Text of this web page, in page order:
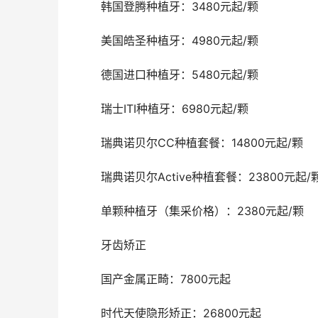
	韩国登腾种植牙：3480元起/颗
	美国皓圣种植牙：4980元起/颗
	德国进口种植牙：5480元起/颗
	瑞士ITI种植牙：6980元起/颗
	瑞典诺贝尔CC种植套餐：14800元起/颗
瑞典诺贝尔Active种植套餐：23800元起/
	单颗种植牙（集采价格）：2380元起/颗
	牙齿矫正
	国产金属正畸：7800元起
	时代天使隐形矫正：26800元起